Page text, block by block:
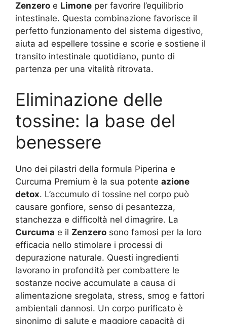
Zenzero e Limone per favorire l’equilibrio
intestinale. Questa combinazione favorisce il
perfetto funzionamento del sistema digestivo,
aiuta ad espellere tossine e scorie e sostiene il
transito intestinale quotidiano, punto di
partenza per una vitalità ritrovata.
Eliminazione delle
tossine: la base del
benessere
Uno dei pilastri della formula Piperina e
Curcuma Premium è la sua potente azione
detox. L’accumulo di tossine nel corpo può
causare gonfiore, senso di pesantezza,
stanchezza e difficoltà nel dimagrire. La
Curcuma e il Zenzero sono famosi per la loro
efficacia nello stimolare i processi di
depurazione naturale. Questi ingredienti
lavorano in profondità per combattere le
sostanze nocive accumulate a causa di
alimentazione sregolata, stress, smog e fattori
ambientali dannosi. Un corpo purificato è
sinonimo di salute e maggiore capacità di